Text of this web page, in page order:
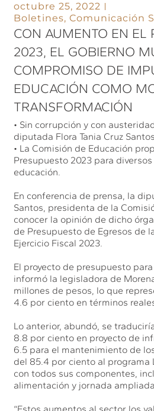
octubre 25, 2022
Boletines,Comunicación
CON AUMENTO EN EL
2023, EL GOBIERNO
COMPROMISO DE
EDUCACIÓN COMO
TRANSFORMACIÓN
• Sin corrupción y con
diputada Flora Tania Cruz
• La Comisión de Educación
Presupuesto 2023 para
educación.
En conferencia de prensa, la
Santos, presidenta de la
conocer la opinión de dicho
de Presupuesto de Egresos de
Ejercicio Fiscal 2023.
El proyecto de presupuesto
informó la legisladora de
millones de pesos, lo que
4.6 por ciento en términos
Lo anterior, abundó, se
8.8 por ciento en proyecto de
6.5 para el mantenimiento de
del 85.4 por ciento al programa
con todos sus componentes,
alimentación y jornada